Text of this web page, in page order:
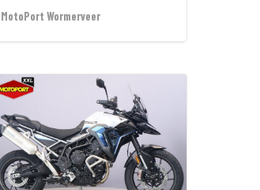
MotoPort Wormerveer